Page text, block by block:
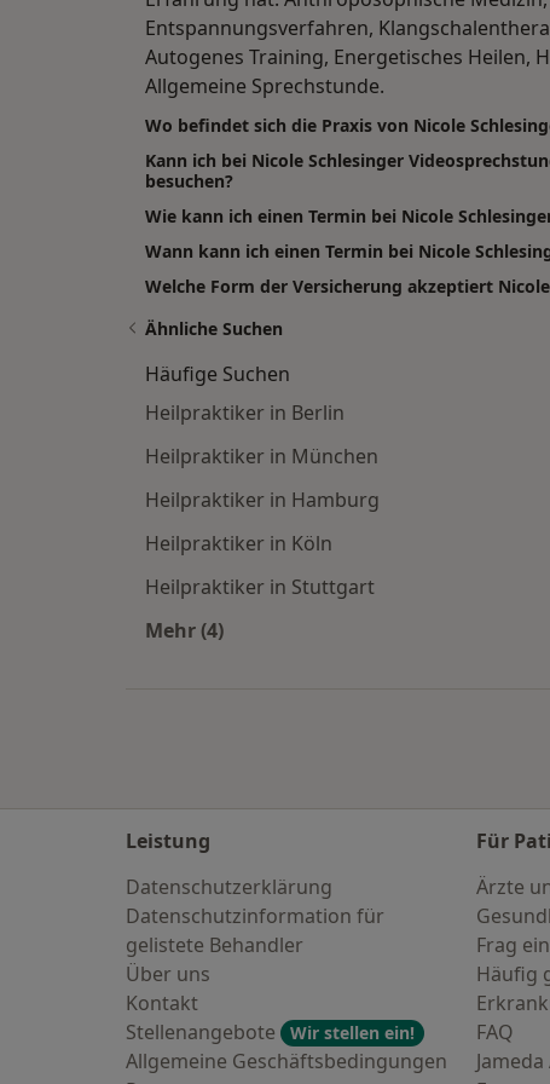
Entspannungsverfahren,
Autogenes Training, Energetisches Heilen,
Allgemeine Sprechstunde.
Wo befindet sich die Praxis von Nicole
Kann ich bei Nicole Schlesinger
besuchen?
Wie kann ich einen Termin bei Nicole
Wann kann ich einen Termin bei Nicole
Welche Form der Versicherung akzeptiert
Ähnliche Suchen
Häufige Suchen
Heilpraktiker in Berlin
Heilpraktiker in München
Heilpraktiker in Hamburg
Heilpraktiker in Köln
Heilpraktiker in Stuttgart
Mehr (4)
Leistung
Datenschutzerklärung
Datenschutzinformation für
gelistete Behandler
Über uns
Kontakt
Stellenangebote
Wir stellen ein!
Allgemeine Geschäftsbedingungen
Für
Ärzte
Frag
Häufig
FAQ
Jameda